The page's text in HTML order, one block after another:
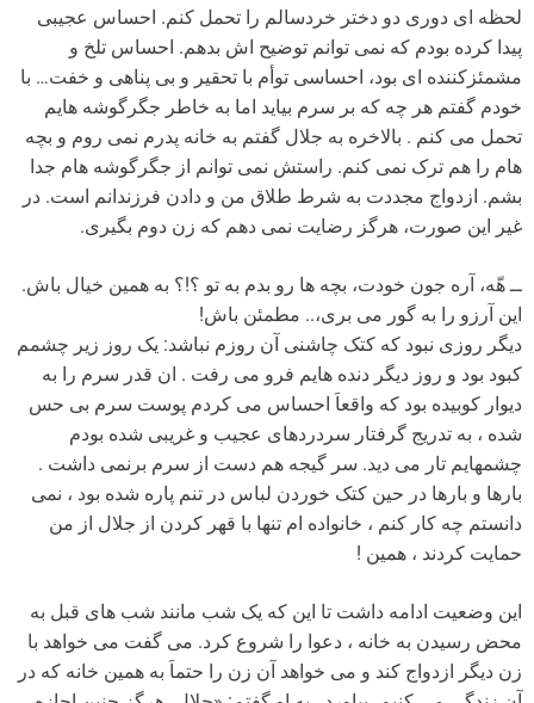
لحظه ای دوری دو دختر خردسالم را تحمل کنم. احساس عجیبی
پیدا کرده بودم که نمی توانم توضیح اش بدهم. احساس تلخ و
مشمئزکننده ای بود، احساسی توأم با تحقیر و بی پناهی و خفت… با
خودم گفتم هر چه که بر سرم بیاید اما به خاطر جگرگوشه هایم
تحمل می کنم . بالاخره به جلال گفتم به خانه پدرم نمی روم و بچه
هام را هم ترک نمی کنم. راستش نمی توانم از جگرگوشه هام جدا
بشم. ازدواج مجددت به شرط طلاق من و دادن فرزندانم است. در
غیر این صورت، هرگز رضایت نمی دهم که زن دوم بگیری.
ــ هّه، آره جون خودت، بچه ها رو بدم به تو ؟!؟ به همین خیال باش.
این آرزو را به گور می بری،.. مطمئن باش!
دیگر روزی نبود که کتک چاشنی آن روزم نباشد: یک روز زیر چشمم
کبود بود و روز دیگر دنده هایم فرو می رفت . ان قدر سرم را به
دیوار کوبیده بود که واقعاَ احساس می کردم پوست سرم بی حس
شده ، به تدریج گرفتار سردردهای عجیب و غریبی شده بودم
چشمهایم تار می دید. سر گیجه هم دست از سرم برنمی داشت .
بارها و بارها در حین کتک خوردن لباس در تنم پاره شده بود ، نمی
دانستم چه کار کنم ، خانواده ام تنها با قهر کردن از جلال از من
حمایت کردند ، همین !
این وضعیت ادامه داشت تا این که یک شب مانند شب های قبل به
محض رسیدن به خانه ، دعوا را شروع کرد. می گفت می خواهد با
زن دیگر ازدواج کند و می خواهد آن زن را حتماَ به همین خانه که در